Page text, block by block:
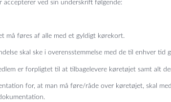
accepterer ved sin underskrift følgende:
føres af alle med et gyldigt kørekort.
skal ske i overensstemmelse med de til enhver tid
er forpligtet til at tilbagelevere køretøjet samt alt
for, at man må føre/råde over køretøjet, skal